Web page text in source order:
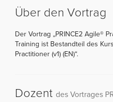
Über den Vortrag
Der Vortrag „PRINCE2 Agile®
Training ist Bestandteil des
Practitioner (v1) (EN)“.
Dozent des Vortrages